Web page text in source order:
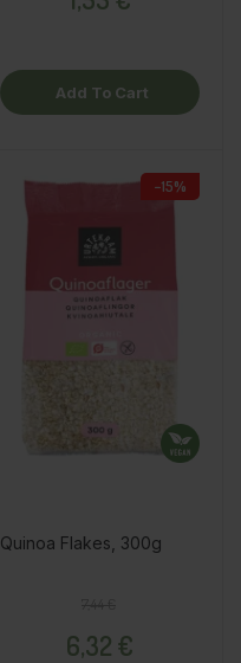
Add To Cart
−15%
Quinoa Flakes, 300g
6,32 €